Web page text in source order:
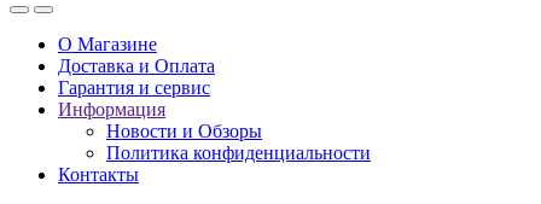
О Магазине
Доставка и Оплата
Гарантия и сервис
Информация
Новости и Обзоры
Политика конфиденциальности
Контакты